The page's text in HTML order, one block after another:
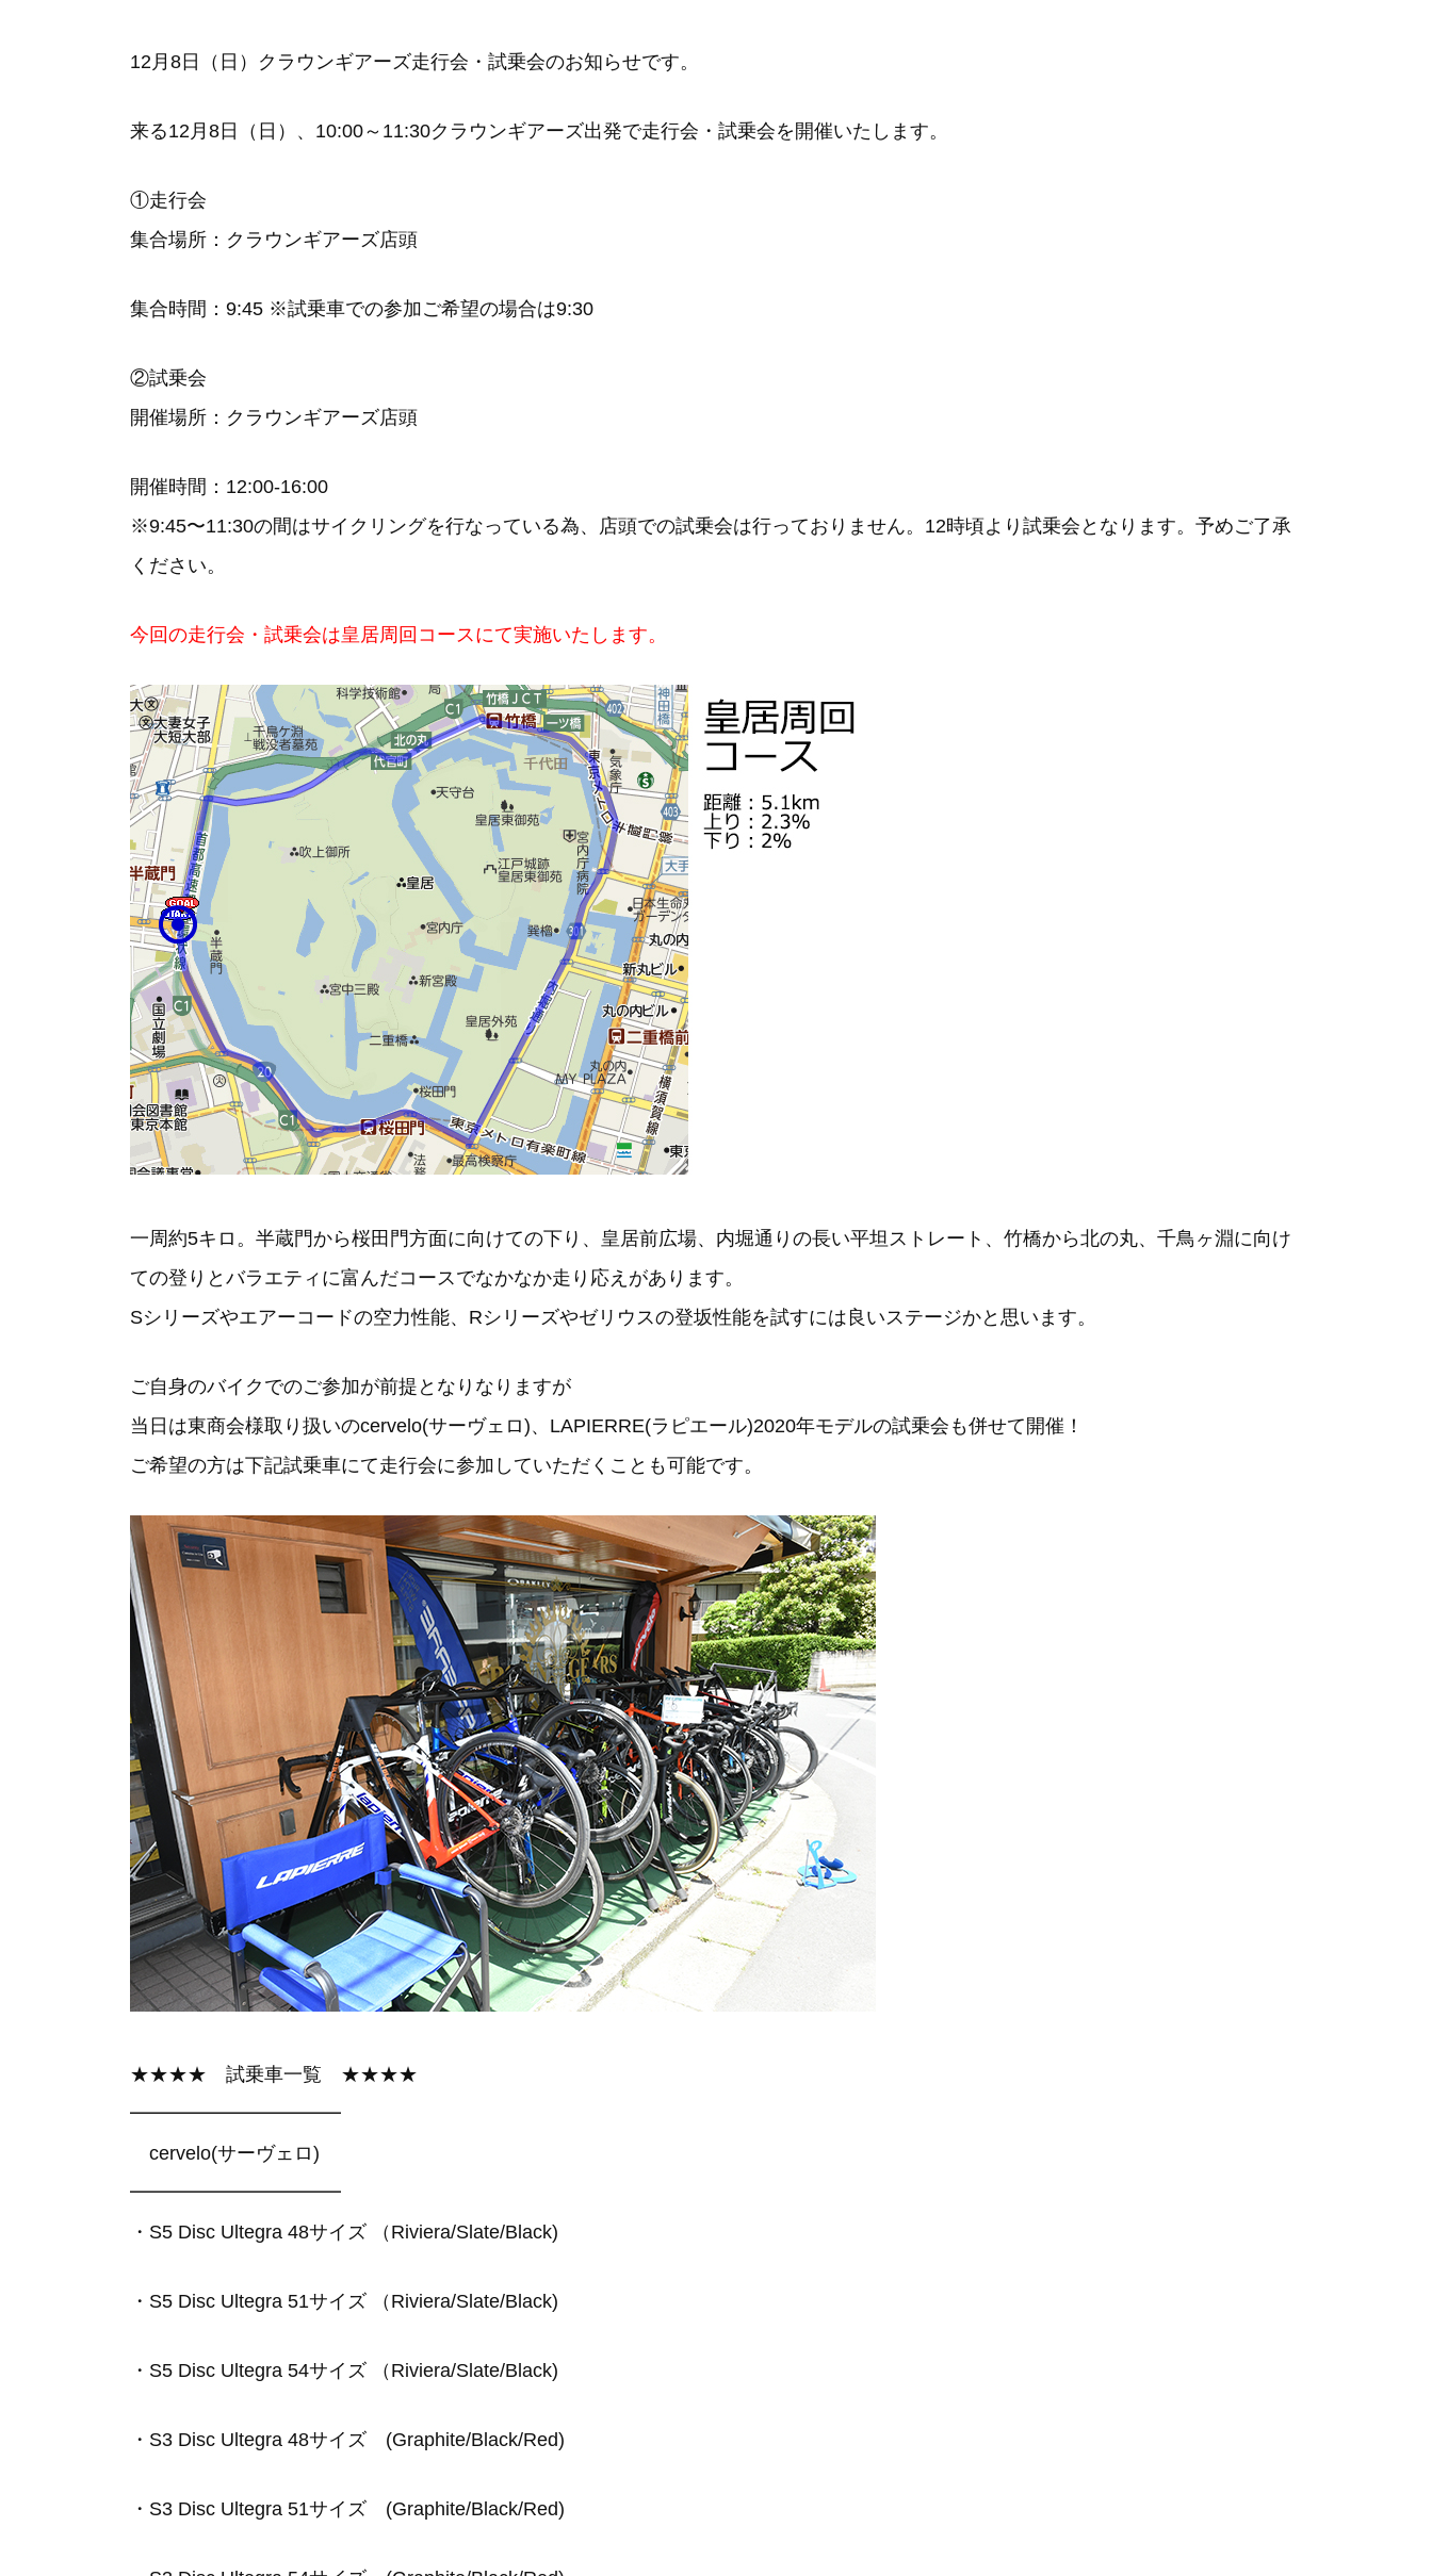
12月8日（日）クラウンギアーズ走行会・試乗会のお知らせです。
来る12月8日（日）、10:00～11:30クラウンギアーズ出発で走行会・試乗会を開催いたします。
①走行会
集合場所：クラウンギアーズ店頭
集合時間：9:45 ※試乗車での参加ご希望の場合は9:30
②試乗会
開催場所：クラウンギアーズ店頭
開催時間：12:00-16:00
※9:45〜11:30の間はサイクリングを行なっている為、店頭での試乗会は行っておりません。12時頃より試乗会となります。予めご了承
ください。
今回の走行会・試乗会は皇居周回コースにて実施いたします。
一周約5キロ。半蔵門から桜田門方面に向けての下り、皇居前広場、内堀通りの長い平坦ストレート、竹橋から北の丸、千鳥ヶ淵に向け
ての登りとバラエティに富んだコースでなかなか走り応えがあります。
Sシリーズやエアーコードの空力性能、Rシリーズやゼリウスの登坂性能を試すには良いステージかと思います。
ご自身のバイクでのご参加が前提となりなりますが
当日は東商会様取り扱いのcervelo(サーヴェロ)、LAPIERRE(ラピエール)2020年モデルの試乗会も併せて開催！
ご希望の方は下記試乗車にて走行会に参加していただくことも可能です。
★★★★ 試乗車一覧 ★★★★
━━━━━━━━━━━
cervelo(サーヴェロ)
━━━━━━━━━━━
・S5 Disc Ultegra 48サイズ （Riviera/Slate/Black)
・S5 Disc Ultegra 51サイズ （Riviera/Slate/Black)
・S5 Disc Ultegra 54サイズ （Riviera/Slate/Black)
・S3 Disc Ultegra 48サイズ (Graphite/Black/Red)
・S3 Disc Ultegra 51サイズ (Graphite/Black/Red)